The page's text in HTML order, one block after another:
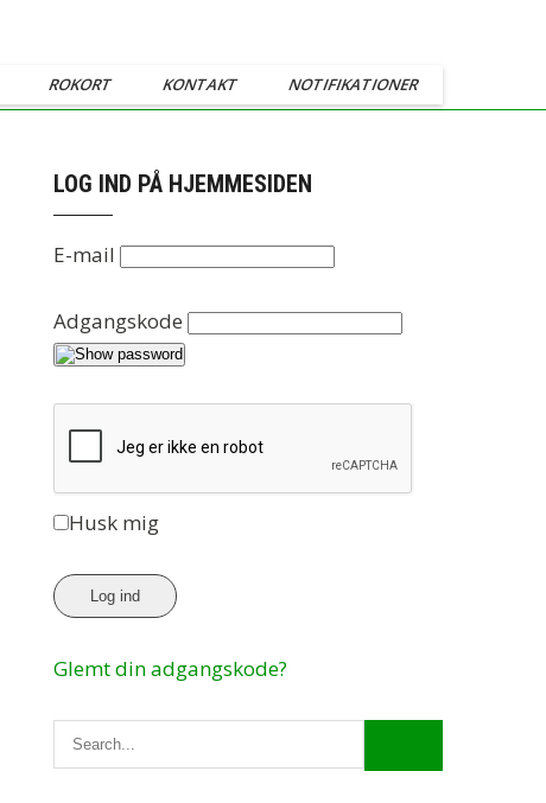
ROKORT KONTAKT NOTIFIKATIONER
LOG IND PÅ HJEMMESIDEN
E-mail
Adgangskode
Husk mig
Glemt din adgangskode?